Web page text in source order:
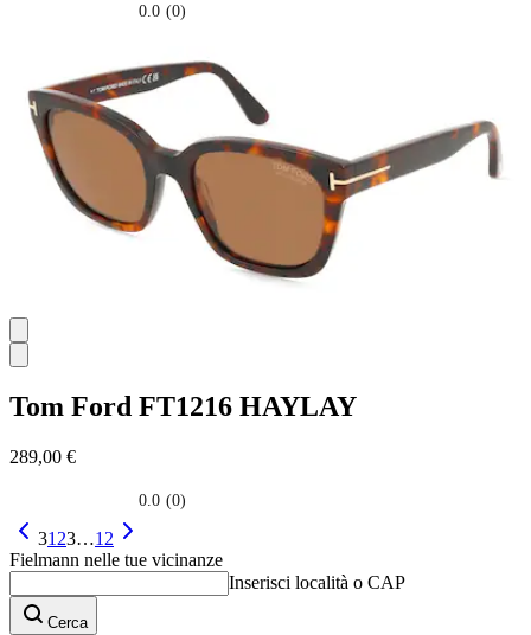
0.0 (0)
stelle.
Tom Ford FT1216 HAYLAY
289,00 €
0.0 (0)
su
5
stelle.
31 23…12
Fielmann nelle tue vicinanze
Inserisci località o CAP
Cerca